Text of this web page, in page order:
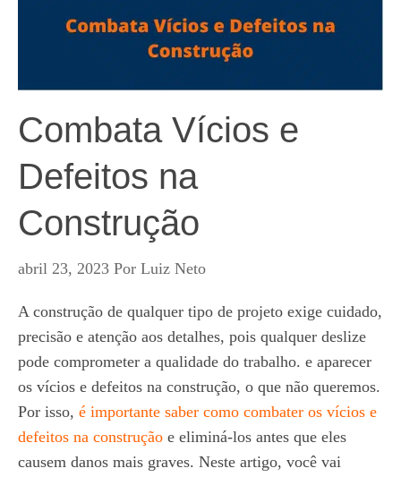
Combata Vícios e
Defeitos na
Construção
abril 23, 2023 Por Luiz Neto
A construção de qualquer tipo de projeto exige cuidado,
precisão e atenção aos detalhes, pois qualquer deslize
pode comprometer a qualidade do trabalho. e aparecer
os vícios e defeitos na construção, o que não queremos.
Por isso, é importante saber como combater os vícios e
defeitos na construção e eliminá-los antes que eles
causem danos mais graves. Neste artigo, você vai